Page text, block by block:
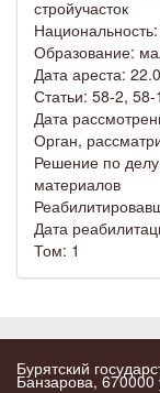
стройучасток
Образование:
Дата ареста:
Статьи: 58-2, 58-
Дата
Орган,
Решение по
материалов
Дата
Том: 1
Бурятский
Банзарова,